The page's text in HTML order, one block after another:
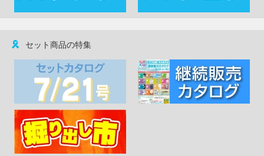
セット商品の特集